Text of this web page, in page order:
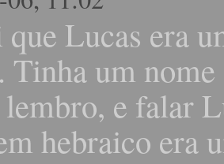
que Lucas era
Tinha um
lembro, e falar
hebraico era